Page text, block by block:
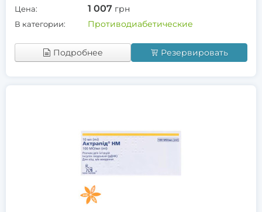
Цена: 1 007 грн
В категории: Противодиабетические
Подробнее Резервировать